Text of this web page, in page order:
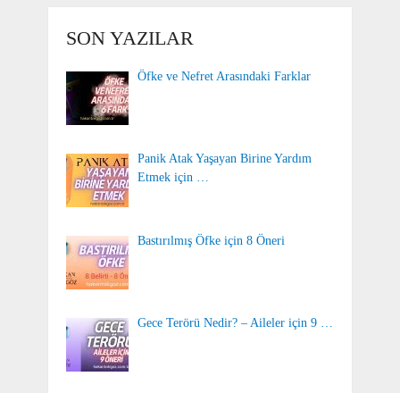
SON YAZILAR
Öfke ve Nefret Arasındaki Farklar
Panik Atak Yaşayan Birine Yardım
Etmek için …
Bastırılmış Öfke için 8 Öneri
Gece Terörü Nedir? – Aileler için 9 …